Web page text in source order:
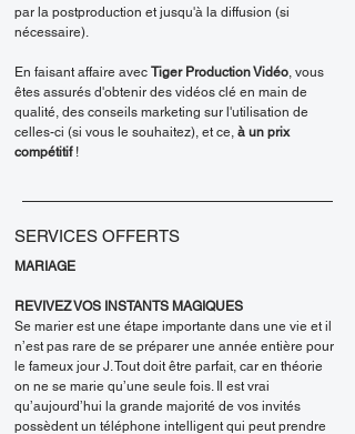
par la postproduction et jusqu'à la diffusion (si
nécessaire).
En faisant affaire avec Tiger Production Vidéo, vous
êtes assurés d'obtenir des vidéos clé en main de
qualité, des conseils marketing sur l'utilisation de
celles-ci (si vous le souhaitez), et ce, à un prix
compétitif !
SERVICES OFFERTS
MARIAGE
REVIVEZ VOS INSTANTS MAGIQUES
Se marier est une étape importante dans une vie et il
n’est pas rare de se préparer une année entière pour
le fameux jour J. Tout doit être parfait, car en théorie
on ne se marie qu’une seule fois. Il est vrai
qu’aujourd’hui la grande majorité de vos invités
possèdent un téléphone intelligent qui peut prendre